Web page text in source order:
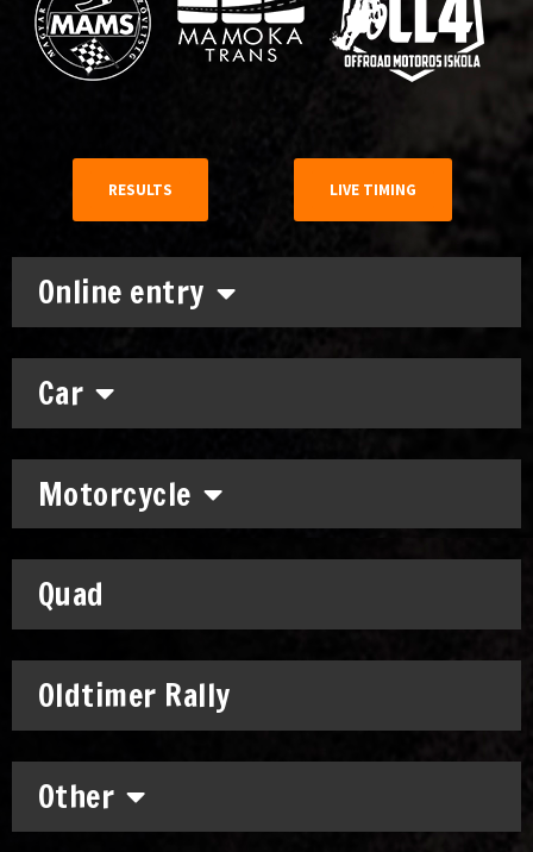
Online entry
Car
Motorcycle
Quad
Oldtimer Rally
Other
RESULTS LIVE TIMING